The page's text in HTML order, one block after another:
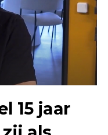
15 jaar